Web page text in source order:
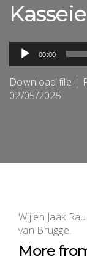
Audiospeler
00:00
Download file |
02/05/2025
Wijlen Jaak
van Brugge.
More